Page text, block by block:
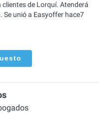
de Lorquí. Atenderá
Se unió a Easyoffer hace7